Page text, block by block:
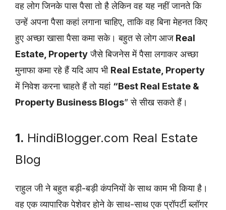
वह लोग जिनके पास पैसा तो है लेकिन वह यह नहीं जानते कि
उन्हें अपना पैसा कहां लगाना चाहिए, ताकि वह बिना मेहनत किए
हुए अच्छा खासा पैसा कमा सके। बहुत से लोग आज Real
Estate, Propertyजैसे बिजनेस में पैसा लगाकर अच्छा
मुनाफा कमा रहे हैं यदि आप भी Real Estate, Property
में निवेश करना चाहते हैं तो यहां “Best Real Estate &
Property Business Blogs” से सीख सकते हैं।
1. HindiBlogger.com Real Estate
Blog
राहुल जी ने बहुत बड़ी-बड़ी कंपनियों के साथ काम भी किया है।
वह एक व्यापारिक पेशेवर होने के साथ-साथ एक प्रॉपर्टी ब्लॉगर